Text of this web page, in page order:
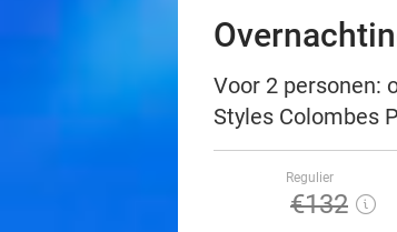
Voor 2 personen:
Styles Colombes
Regulier
€132